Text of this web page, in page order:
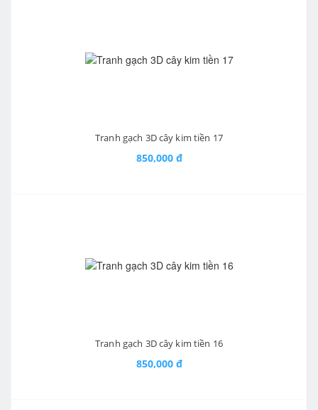
Tranh gạch 3D cây kim tiền 17
850,000 đ
Tranh gạch 3D cây kim tiền 16
850,000 đ